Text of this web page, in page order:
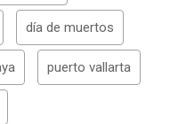
día de muertos
puerto vallarta